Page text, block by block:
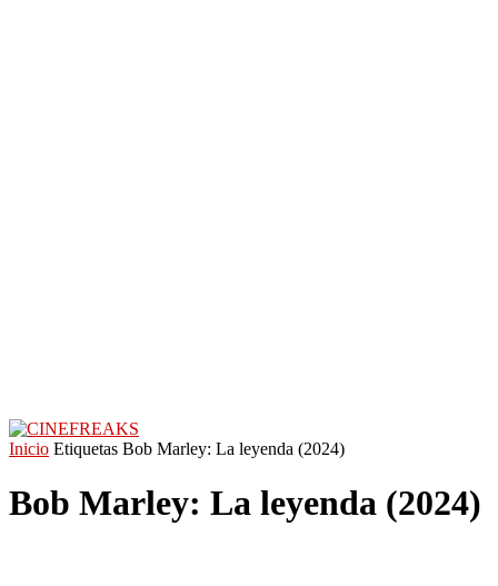
Inicio Etiquetas Bob Marley: La leyenda (2024)
Bob Marley: La leyenda (2024)